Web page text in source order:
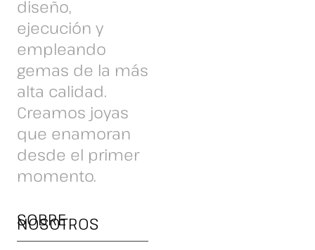
diseño,
ejecución y
empleando
gemas de la más
alta calidad.
Creamos joyas
que enamoran
desde el primer
momento.
SOBRE
NOSOTROS